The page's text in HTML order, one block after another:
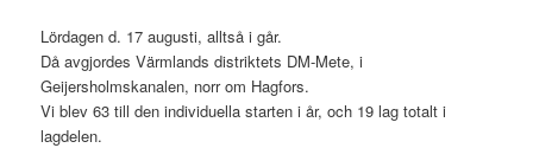
Lördagen d. 17 augusti, alltså i går.
Då avgjordes Värmlands distriktets DM-Mete, i
Geijersholmskanalen, norr om Hagfors.
Vi blev 63 till den individuella starten i år, och 19 lag totalt i
lagdelen.